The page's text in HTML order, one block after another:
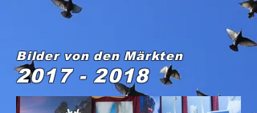
Bilder von den Märkten
2017 - 2018